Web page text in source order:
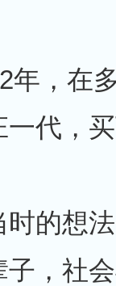
年，在
代，
的想
，社